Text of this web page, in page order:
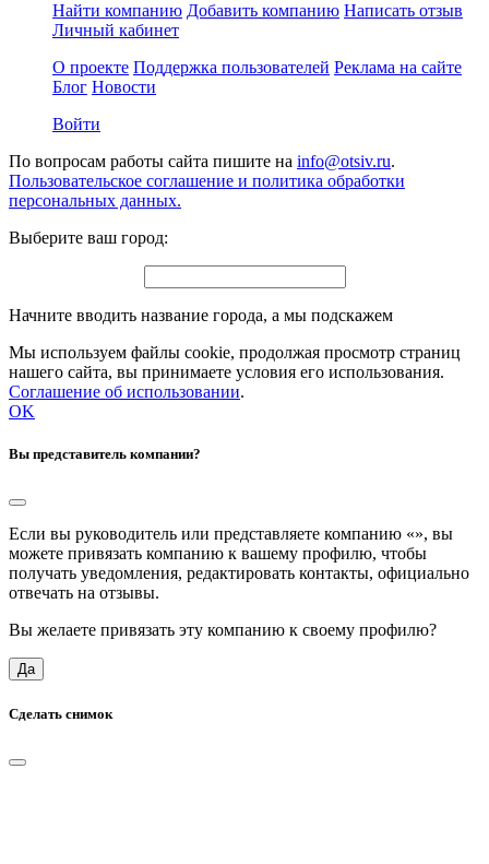
Найти компанию Добавить компанию Написать отзыв
Личный кабинет
О проекте Поддержка пользователей Реклама на сайте
Блог Новости
Войти
По вопросам работы сайта пишите на info@otsiv.ru.
Пользовательское соглашение и политика обработки
персональных данных.
Выберите ваш город:
Начните вводить название города, а мы подскажем
Мы используем файлы cookie, продолжая просмотр страниц
нашего сайта, вы принимаете условия его использования.
Соглашение об использовании.
OK
Вы представитель компании?
Если вы руководитель или представляете компанию «», вы
можете привязать компанию к вашему профилю, чтобы
получать уведомления, редактировать контакты, официально
отвечать на отзывы.
Вы желаете привязать эту компанию к своему профилю?
Да
Сделать снимок